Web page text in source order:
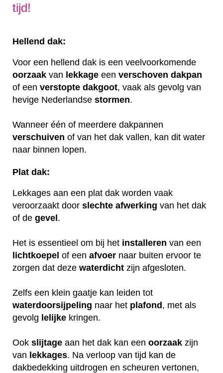
tijd!
Hellend dak:
Voor een hellend dak is een veelvoorkomende
oorzaak van lekkage een verschoven dakpan
of een verstopte dakgoot, vaak als gevolg van
hevige Nederlandse stormen.
Wanneer één of meerdere dakpannen
verschuiven of van het dak vallen, kan dit water
naar binnen lopen.
Plat dak:
Lekkages aan een plat dak worden vaak
veroorzaakt door slechte afwerking van het dak
of de gevel.
Het is essentieel om bij het installeren van een
lichtkoepel of een afvoer naar buiten ervoor te
zorgen dat deze waterdicht zijn afgesloten.
Zelfs een klein gaatje kan leiden tot
waterdoorsijpeling naar het plafond, met als
gevolg lelijke kringen.
Ook slijtage aan het dak kan een oorzaak zijn
van lekkages. Na verloop van tijd kan de
dakbedekking uitdrogen en scheuren vertonen,